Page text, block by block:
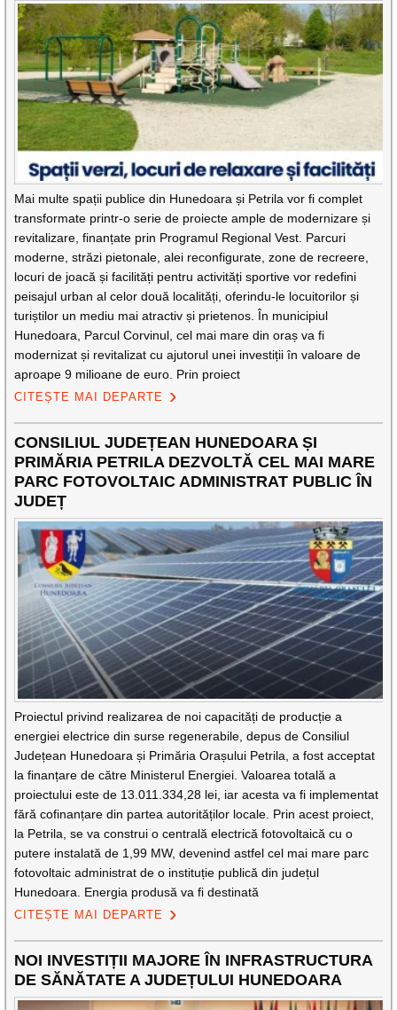
Mai multe spații publice din Hunedoara și Petrila vor fi complet
transformate printr-o serie de proiecte ample de modernizare și
revitalizare, finanțate prin Programul Regional Vest. Parcuri
moderne, străzi pietonale, alei reconfigurate, zone de recreere,
locuri de joacă și facilități pentru activități sportive vor redefini
peisajul urban al celor două localități, oferindu-le locuitorilor și
turiștilor un mediu mai atractiv și prietenos. În municipiul
Hunedoara, Parcul Corvinul, cel mai mare din oraș va fi
modernizat și revitalizat cu ajutorul unei investiții în valoare de
aproape 9 milioane de euro. Prin proiect
CITEȘTE MAI DEPARTE
CONSILIUL JUDEȚEAN HUNEDOARA ȘI
PRIMĂRIA PETRILA DEZVOLTĂ CEL MAI MARE
PARC FOTOVOLTAIC ADMINISTRAT PUBLIC ÎN
JUDEȚ
Proiectul privind realizarea de noi capacități de producție a
energiei electrice din surse regenerabile, depus de Consiliul
Județean Hunedoara și Primăria Orașului Petrila, a fost acceptat
la finanțare de către Ministerul Energiei. Valoarea totală a
proiectului este de 13.011.334,28 lei, iar acesta va fi implementat
fără cofinanțare din partea autorităților locale. Prin acest proiect,
la Petrila, se va construi o centrală electrică fotovoltaică cu o
putere instalată de 1,99 MW, devenind astfel cel mai mare parc
fotovoltaic administrat de o instituție publică din județul
Hunedoara. Energia produsă va fi destinată
CITEȘTE MAI DEPARTE
NOI INVESTIȚII MAJORE ÎN INFRASTRUCTURA
DE SĂNĂTATE A JUDEȚULUI HUNEDOARA